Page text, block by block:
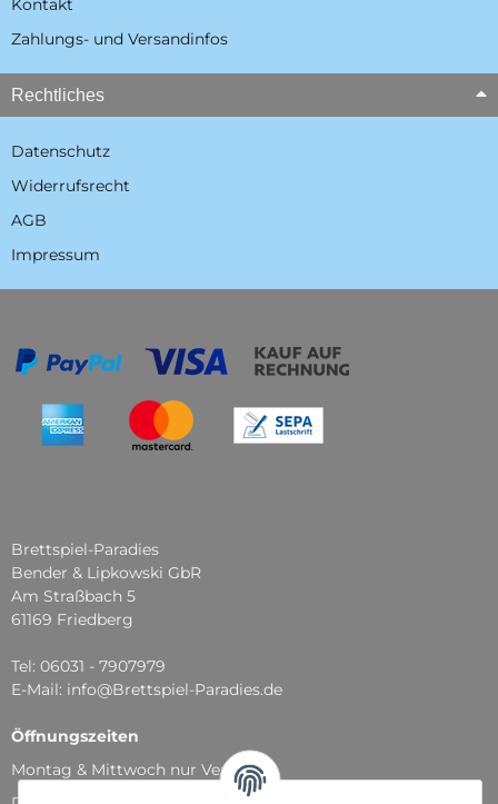
Kontakt
Zahlungs- und Versandinfos
Rechtliches
Datenschutz
Widerrufsrecht
AGB
Impressum
Brettspiel-Paradies
Bender & Lipkowski GbR
Am Straßbach 5
61169 Friedberg
Tel: 06031 - 7907979
E-Mail: info@Brettspiel-Paradies.de
Öffnungszeiten
Montag & Mittwoch nur Versand